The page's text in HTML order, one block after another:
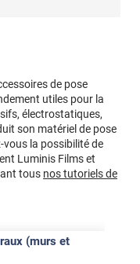
de pose
utiles pour la
électrostatiques,
son matériel de pose
vous la possibilité de
Luminis Films et
tous nos tutoriels de
(murs et